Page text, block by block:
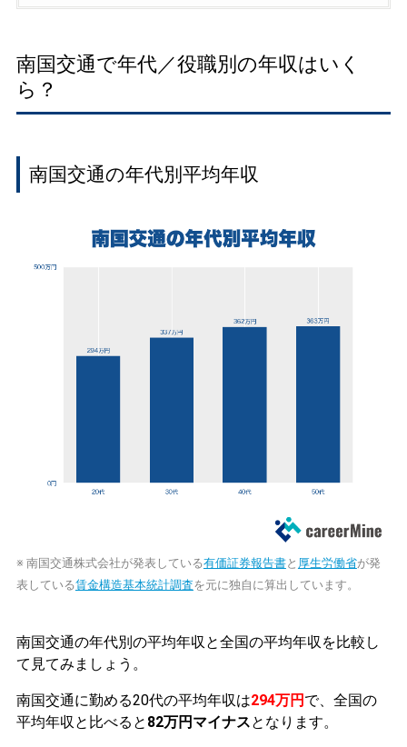
南国交通で年代／役職別の年収はいく
ら？
南国交通の年代別平均年収
※ 南国交通株式会社が発表している有価証券報告書と 厚生労働省が発
表している賃金構造基本統計調査を元に独自に算出しています。
南国交通の年代別の平均年収と全国の平均年収を比較し
て見てみましょう。
南国交通に勤める20代の平均年収は294万円 で、全国の
平均年収と比べると 82万円マイナスとなります。